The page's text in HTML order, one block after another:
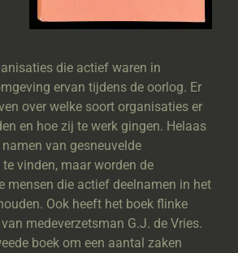
die actief waren in
ervan tijdens de oorlog. Er
over welke soort organisaties er
en hoe zij te werk gingen. Helaas
van gesneuvelde
vinden, maar worden de
mensen die actief deelnamen in het
Ook heeft het boek flinke
medeverzetsman G.J. de Vries.
boek om een aantal zaken